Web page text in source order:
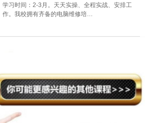
学习时间：2-3月。天天实操、全程实战、安排工
作。我校拥有齐备的电脑维修培…